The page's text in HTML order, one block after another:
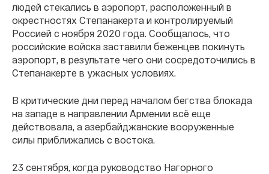
людей стекались в аэропорт, расположенный в
окрестностях Степанакерта и контролируемый
Россией с ноября 2020 года. Сообщалось, что
российские войска заставили беженцев покинуть
аэропорт, в результате чего они сосредоточились в
Степанакерте в ужасных условиях.
В критические дни перед началом бегства блокада
на западе в направлении Армении всё еще
действовала, а азербайджанские вооруженные
силы приближались с востока.
23 сентября, когда руководство Нагорного